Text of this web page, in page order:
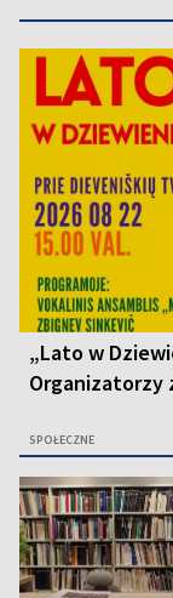
„Lato w
Organizatorzy
SPOŁECZNE